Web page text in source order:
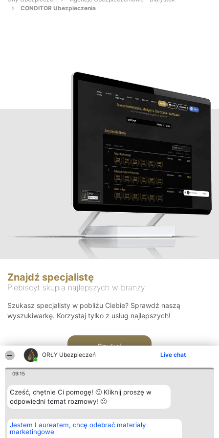
ORŁY Ubezpieczeń Live chat
09:15
Cześć, chętnie Ci pomogę! 🙂 Kliknij proszę w
odpowiedni temat rozmowy! 🙂
Jestem Laureatem, chcę odebrać materiały
marketingowe
CONDITOR Ubezpieczenia
Znajdź specjalistę
Plebiscyt skupia najlepszych w branży
Szukasz specjalisty w pobliżu Ciebie? Sprawdź naszą
wyszukiwarkę. Korzystaj tylko z usług najlepszych!
Szukaj
Organizator plebiscytu
Bright Side Solutions sp. z o.
o. sp. k.
Plebiscyt
Laureaci
Kontakt
Kontakt